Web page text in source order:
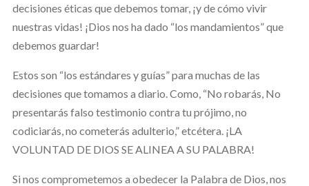
decisiones éticas que debemos tomar, ¡y de cómo vivir
nuestras vidas! ¡Dios nos ha dado “los mandamientos” que
debemos guardar!
Estos son “los estándares y guías” para muchas de las
decisiones que tomamos a diario. Como, “No robarás, No
presentarás falso testimonio contra tu prójimo, no
codiciarás, no cometerás adulterio,” etcétera. ¡LA
VOLUNTAD DE DIOS SE ALINEA A SU PALABRA!
Si nos comprometemos a obedecer la Palabra de Dios, nos